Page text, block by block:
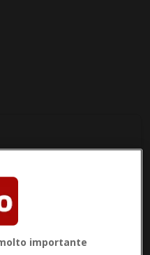
importante